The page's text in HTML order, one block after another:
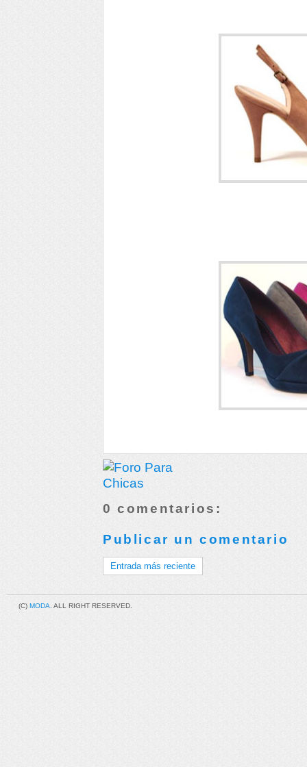
0 comentarios:
Publicar un comentario
Entrada más reciente
(C) MODA . ALL RIGHT RESERVED.